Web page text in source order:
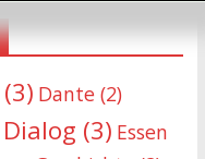
(3) Dante(2)
Dialog (3) Essen